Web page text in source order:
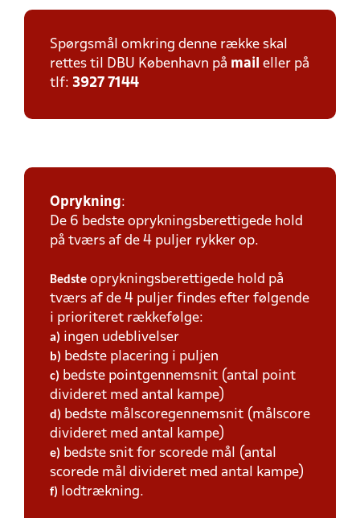
Spørgsmål omkring denne række skal
rettes til DBU København på mail eller på
tlf: 3927 7144
Oprykning:
De 6 bedste oprykningsberettigede hold
på tværs af de 4 puljer rykker op.
Bedste oprykningsberettigede hold på
tværs af de 4 puljer findes efter følgende
i prioriteret rækkefølge:
a) ingen udeblivelser
b) bedste placering i puljen
c) bedste pointgennemsnit (antal point
divideret med antal kampe)
d) bedste målscoregennemsnit (målscore
divideret med antal kampe)
e) bedste snit for scorede mål (antal
scorede mål divideret med antal kampe)
f) lodtrækning.